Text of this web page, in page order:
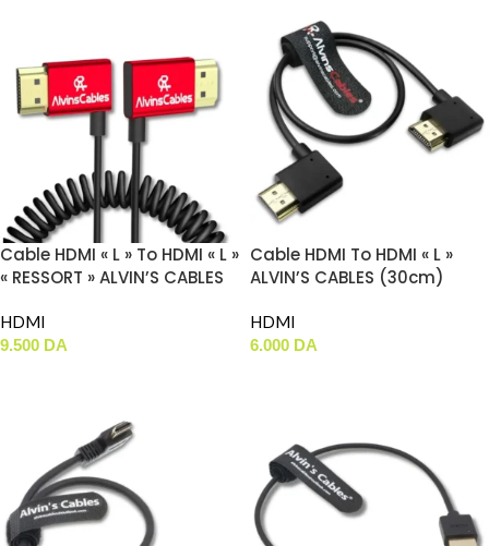
Cable HDMI « L » To HDMI « L »
« RESSORT » ALVIN’S CABLES
HDMI
9.500 DA
Cable HDMI To HDMI « L »
ALVIN’S CABLES (30cm)
HDMI
6.000 DA